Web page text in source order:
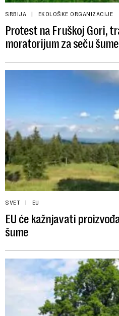
SRBIJA EKOLOŠKE ORGANIZACIJE
Protest na Fruškoj Gori,
moratorijum za seču šume
SVET EU
EU će kažnjavati
šume